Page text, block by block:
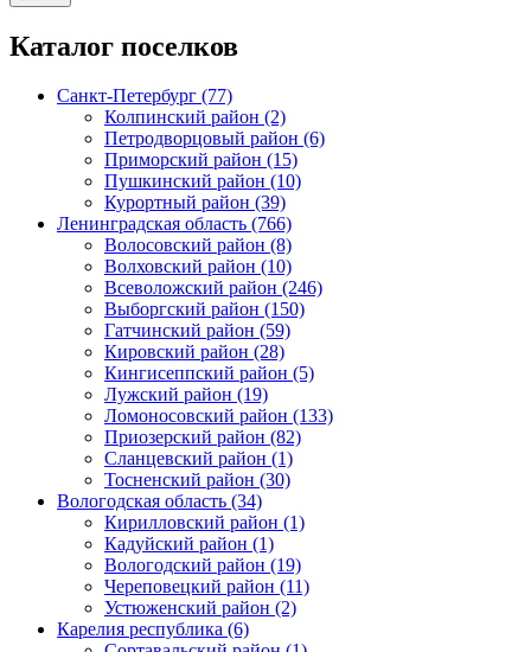
Каталог поселков
Санкт-Петербург (77)
Колпинский район (2)
Петродворцовый район (6)
Приморский район (15)
Пушкинский район (10)
Курортный район (39)
Ленинградская область (766)
Волосовский район (8)
Волховский район (10)
Всеволожский район (246)
Выборгский район (150)
Гатчинский район (59)
Кировский район (28)
Кингисеппский район (5)
Лужский район (19)
Ломоносовский район (133)
Приозерский район (82)
Сланцевский район (1)
Тосненский район (30)
Вологодская область (34)
Кирилловский район (1)
Кадуйский район (1)
Вологодский район (19)
Череповецкий район (11)
Устюженский район (2)
Карелия республика (6)